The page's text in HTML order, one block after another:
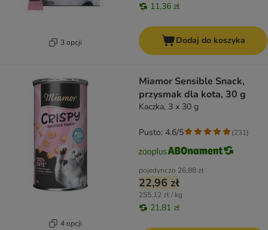
3 opcji
11,36 zł
Dodaj do koszyka
4 opcji
Miamor Sensible Snack,
przysmak dla kota, 30 g
Kaczka, 3 x 30 g
pojedynczo 26,88 zł
22,96 zł
255,12 zł / kg
21,81 zł
Pusto: 4.6/5 (231)